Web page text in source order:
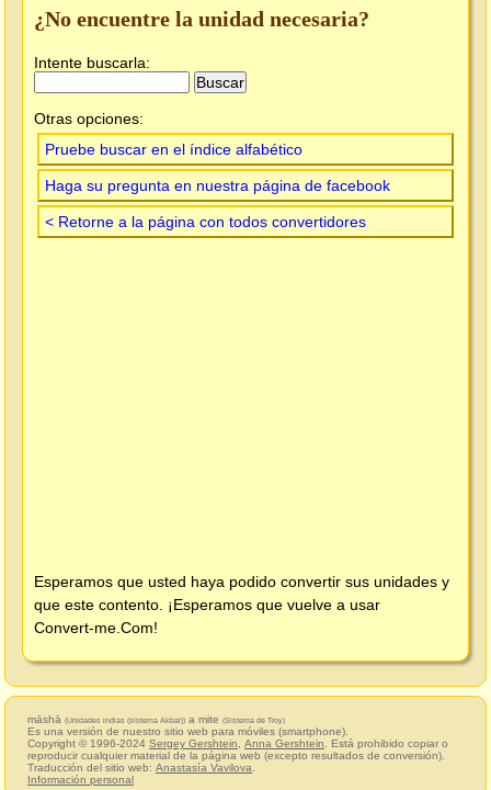
¿No encuentre la unidad necesaria?
Intente buscarla:
Otras opciones:
Pruebe buscar en el índice alfabético
Haga su pregunta en nuestra página de facebook
< Retorne a la página con todos convertidores
Esperamos que usted haya podido convertir sus unidades y
que este contento. ¡Esperamos que vuelve a usar
Convert-me.Com!
māshā (Unidades indias (sistema Akbar)) a mite (Sistema de Troy)
Es una versión de nuestro sitio web para móviles (smartphone).
Copyright © 1996-2024 Sergey Gershtein Anna Gershtein . Está prohibido copiar o
reproducir cualquier material de la página web (excepto resultados de conversión).
Traducción del sitio web: Anastasía Vavilova
Información personal